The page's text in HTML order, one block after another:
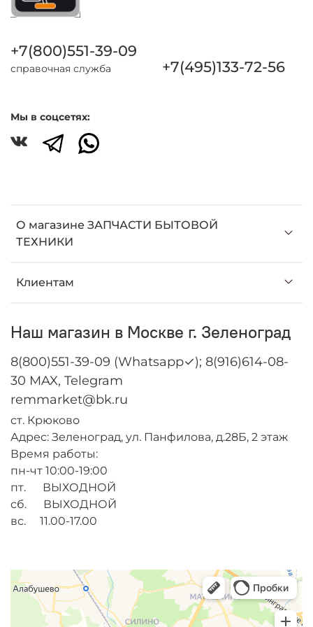
О магазине ЗАПЧАСТИ БЫТОВОЙ
ТЕХНИКИ
Клиентам
+7(800)551-39-09
справочная служба +7(495)133-72-56
Мы в соцсетях:
Наш магазин в Москве г. Зеленоград
8(800)551-39-09 (Whatsapp✓); 8(916)614-08-
30 MAX, Telegram
remmarket@bk.ru
ст. Крюково
Адрес: Зеленоград, ул. Панфилова, д.28Б, 2 этаж
Время работы:
пн-чт 10:00-19:00
пт. ВЫХОДНОЙ
сб. ВЫХОДНОЙ
вс. 11.00-17.00